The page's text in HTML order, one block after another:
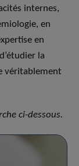
internes,
en
en
la
véritablement
ci-dessous.